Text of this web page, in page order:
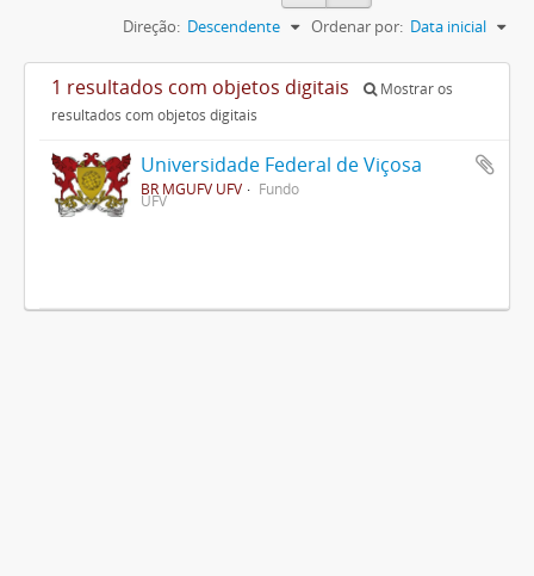
Ordenar por: Data inicial
Direção: Descendente
1 resultados com objetos digitais
Mostrar os
resultados com objetos digitais
Universidade Federal de Viçosa
BR MGUFV UFV Fundo
UFV